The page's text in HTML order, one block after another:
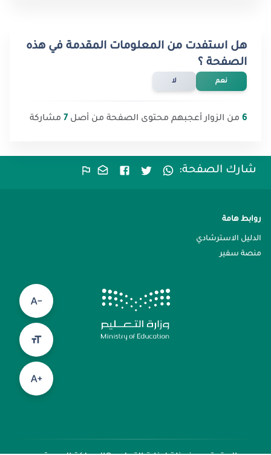
هل استفدت من المعلومات المقدمة في هذه
الصفحة ؟
نعم لا
6 من الزوار أعجبهم محتوى الصفحة من أصل 7 مشاركة
شارك الصفحة:
روابط هامة
الدليل الاسترشادي
منصة سفير